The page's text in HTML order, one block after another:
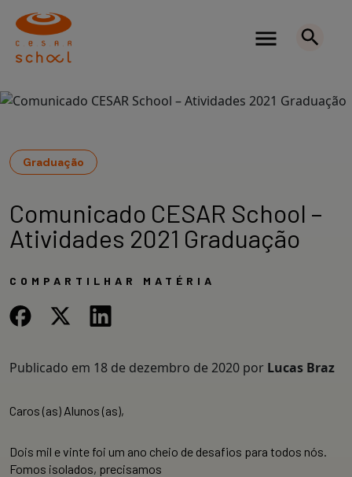
Graduação
Comunicado CESAR School –
Atividades 2021 Graduação
COMPARTILHAR MATÉRIA
Publicado em 18 de dezembro de 2020 por Lucas Braz
Caros (as) Alunos (as),
Dois mil e vinte foi um ano cheio de desafios para todos nós.
Fomos isolados, precisamos